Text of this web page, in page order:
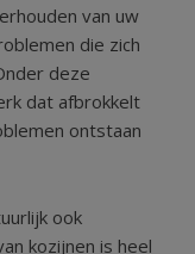
van uw
die zich
deze
dat afbrokkelt
ontstaan
ook
kozijnen is heel